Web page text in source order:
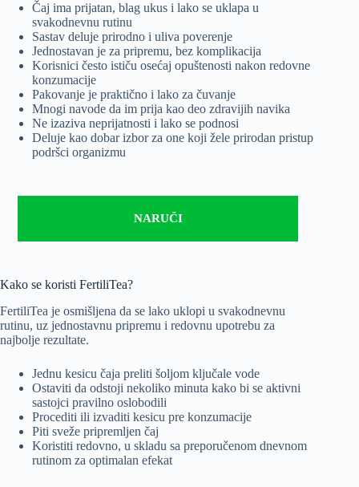
Čaj ima prijatan, blag ukus i lako se uklapa u
svakodnevnu rutinu
Sastav deluje prirodno i uliva poverenje
Jednostavan je za pripremu, bez komplikacija
Korisnici često ističu osećaj opuštenosti nakon redovne
konzumacije
Pakovanje je praktično i lako za čuvanje
Mnogi navode da im prija kao deo zdravijih navika
Ne izaziva neprijatnosti i lako se podnosi
Deluje kao dobar izbor za one koji žele prirodan pristup
podršci organizmu
NARUČI
Kako se koristi FertiliTea?
FertiliTea je osmišljena da se lako uklopi u svakodnevnu
rutinu, uz jednostavnu pripremu i redovnu upotrebu za
najbolje rezultate.
Jednu kesicu čaja preliti šoljom ključale vode
Ostaviti da odstoji nekoliko minuta kako bi se aktivni
sastojci pravilno oslobodili
Procediti ili izvaditi kesicu pre konzumacije
Piti sveže pripremljen čaj
Koristiti redovno, u skladu sa preporučenom dnevnom
rutinom za optimalan efekat